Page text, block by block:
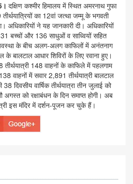
दक्षिण कश्मीर हिमालय में स्थित अमरनाथ गुफा
का 12वां जत्था जम्मू के भगवती
अधिकारियों ने यह जानकारी दी। अधिकारियों
बच्चों और 136 साधुओं व साध्वियों सहित
के बीच अलग-अलग काफिलों में अनंतनाग
बालटाल आधार शिविरों के लिए रवाना हुए।
तीर्थयात्री 148 वाहनों के काफिले में पहलगाम
वाहनों में सवार 2,891 तीर्थयात्री बालटाल
दिवसीय वार्षिक तीर्थयात्रा तीन जुलाई को
अगस्त को रक्षाबंधन के दिन समाप्त होगी। अब
इस मंदिर में दर्शन-पूजन कर चुके हैं।